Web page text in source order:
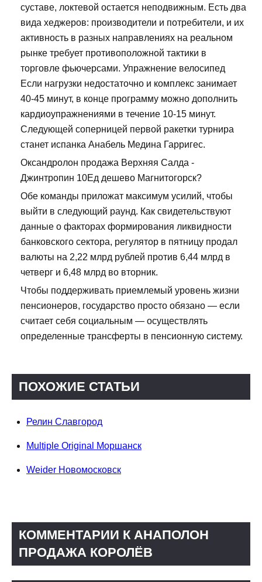
суставе, локтевой остается неподвижным. Есть два
вида хеджеров: производители и потребители, и их
активность в разных направлениях на реальном
рынке требует противоположной тактики в
торговле фьючерсами. Упражнение велосипед
Если нагрузки недостаточно и комплекс занимает
40-45 минут, в конце программу можно дополнить
кардиоупражнениями в течение 10-15 минут.
Следующей соперницей первой ракетки турнира
станет испанка Анабель Медина Гарригес.
Оксандролон продажа Верхняя Салда -
Джинтропин 10Ед дешево Магнитогорск?
Обе команды приложат максимум усилий, чтобы
выйти в следующий раунд. Как свидетельствуют
данные о факторах формирования ликвидности
банковского сектора, регулятор в пятницу продал
валюты на 2,22 млрд рублей против 6,44 млрд в
четверг и 6,48 млрд во вторник.
Чтобы поддерживать приемлемый уровень жизни
пенсионеров, государство просто обязано — если
считает себя социальным — осуществлять
определенные трансферты в пенсионную систему.
ПОХОЖИЕ СТАТЬИ
Релин Славгород
Multiple Original Моршанск
Weider Новомосковск
КОММЕНТАРИИ К АНАПОЛОН
ПРОДАЖА КОРОЛЁВ